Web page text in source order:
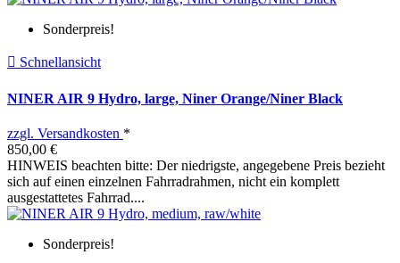
Sonderpreis!
 Schnellansicht
NINER AIR 9 Hydro, large, Niner Orange/Niner Black
zzgl. Versandkosten *
850,00 €
HINWEIS beachten bitte: Der niedrigste, angegebene Preis bezieht
sich auf einen einzelnen Fahrradrahmen, nicht ein komplett
ausgestattetes Fahrrad....
Sonderpreis!